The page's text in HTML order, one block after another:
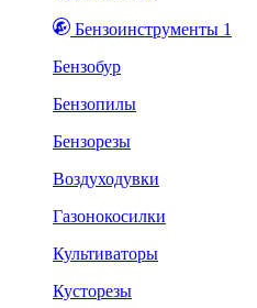
Бензоинструменты 1
Бензобур
Бензопилы
Бензорезы
Воздуходувки
Газонокосилки
Культиваторы
Кусторезы